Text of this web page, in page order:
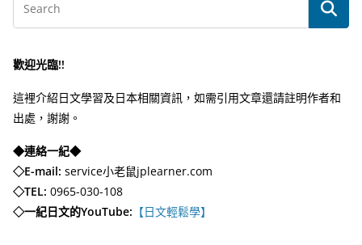
歡迎光臨!!
這裡介紹日文學習及日本相關資訊，如需引用文章還請註明作者和
出處，謝謝。
◆連絡一紀◆
◇E-mail: service小老鼠jplearner.com
◇TEL: 0965-030-108
◇一紀日文的YouTube: 【日文輕鬆學】